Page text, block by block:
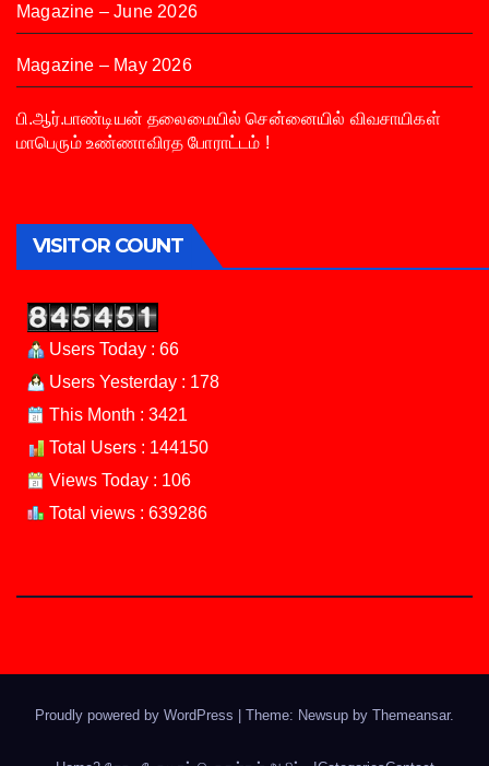
Magazine – June 2026
Magazine – May 2026
பி.ஆர்.பாண்டியன் தலைமையில் சென்னையில் விவசாயிகள்
மாபெரும் உண்ணாவிரத போராட்டம் !
VISITOR COUNT
Users Today : 66
Users Yesterday : 178
This Month : 3421
Total Users : 144150
Views Today : 106
Total views : 639286
Proudly powered by WordPress | Theme: Newsup by Themeansar.